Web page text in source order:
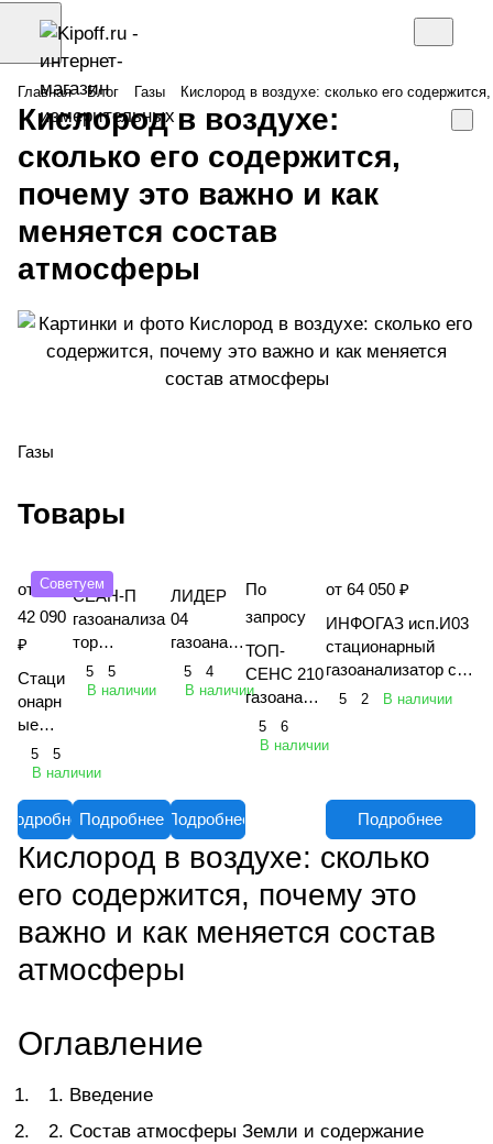
Главная Блог Газы Кислород в воздухе: сколько его
Кислород в воздухе:
сколько его содержится,
почему это важно и как
меняется состав
атмосферы
Газы
Товары
Советуем
от
42 090
₽
Стаци
онарн
ые
газоан
ализат
Хобби
т-Т
5
5
В наличии
Подробнее
СЕАН-П
газоанализа
тор
взрывозащи
щенный
5
5
В наличии
Подробнее
ЛИДЕР
04
газоанал
изатор
портатив
5
4
В наличии
Подробнее
По
запросу
ТОП-
СЕНС 210
газоанали
затор
портативн
5
6
В наличии
от 64 050 ₽
ИНФОГАЗ исп.И03
стационарный
газоанализатор с
датчиком
исполнения
5 2 В наличии
Подробнее
Кислород в воздухе: сколько
его содержится, почему это
важно и как меняется состав
атмосферы
Оглавление
1. Введение
2. Состав атмосферы Земли и содержание